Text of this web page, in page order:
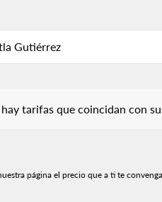
tarifas que coincidan con
página el precio que a ti te